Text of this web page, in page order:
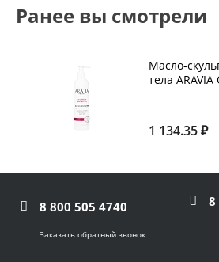
Ранее вы смотрели
Масло-
тела
1 134.35 ₽
8 800 505 4740 8
Заказать обратный звонок